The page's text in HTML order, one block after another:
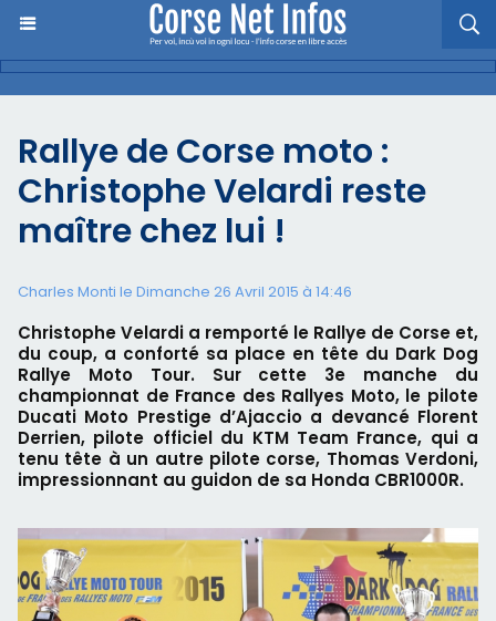
Rallye de Corse moto :
Christophe Velardi reste
maître chez lui !
Charles Monti le Dimanche 26 Avril 2015 à 14:46
Christophe Velardi a remporté le Rallye de Corse et,
du coup, a conforté sa place en tête du Dark Dog
Rallye Moto Tour. Sur cette 3e manche du
championnat de France des Rallyes Moto, le pilote
Ducati Moto Prestige d’Ajaccio a devancé Florent
Derrien, pilote officiel du KTM Team France, qui a
tenu tête à un autre pilote corse, Thomas Verdoni,
impressionnant au guidon de sa Honda CBR1000R.